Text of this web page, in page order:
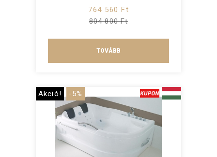
764 560 Ft
804 800 Ft
TOVÁBB
Akció! -5%